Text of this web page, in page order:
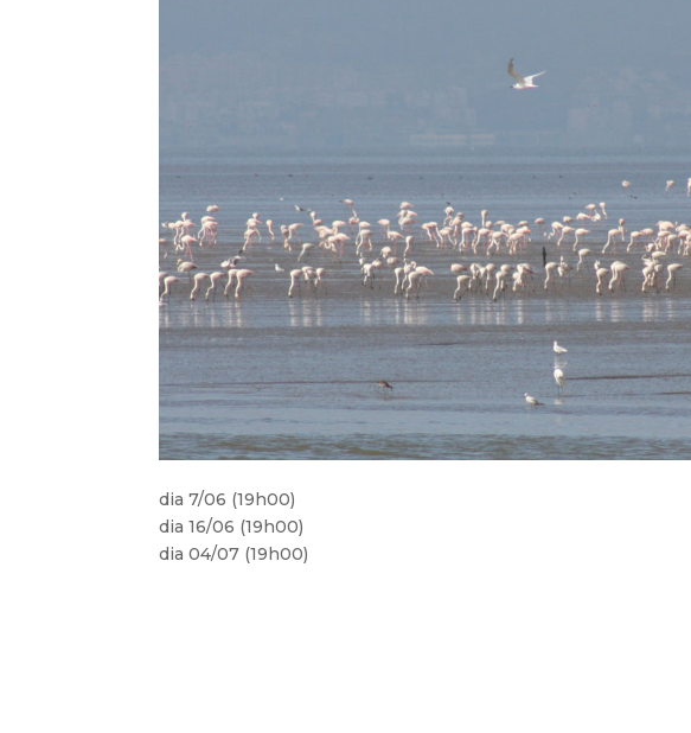
dia 7/06 (19h00)
dia 16/06 (19h00)
dia 04/07 (19h00)